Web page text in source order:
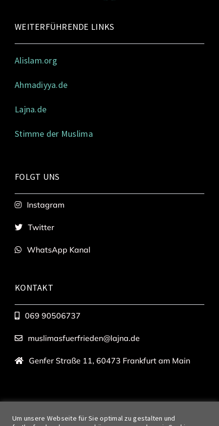
WEITERFÜHRENDE LINKS
Alislam.org
Ahmadiyya.de
Lajna.de
Stimme der Muslima
FOLGT UNS
Instagram
Twitter
WhatsApp Kanal
KONTAKT
069 90506737
muslimasfuerfrieden@lajna.de
Genfer Straße 11, 60473 Frankfurt am Main
Imaillah Deutschland •
Um unsere Webseite für Sie optimal zu gestalten und